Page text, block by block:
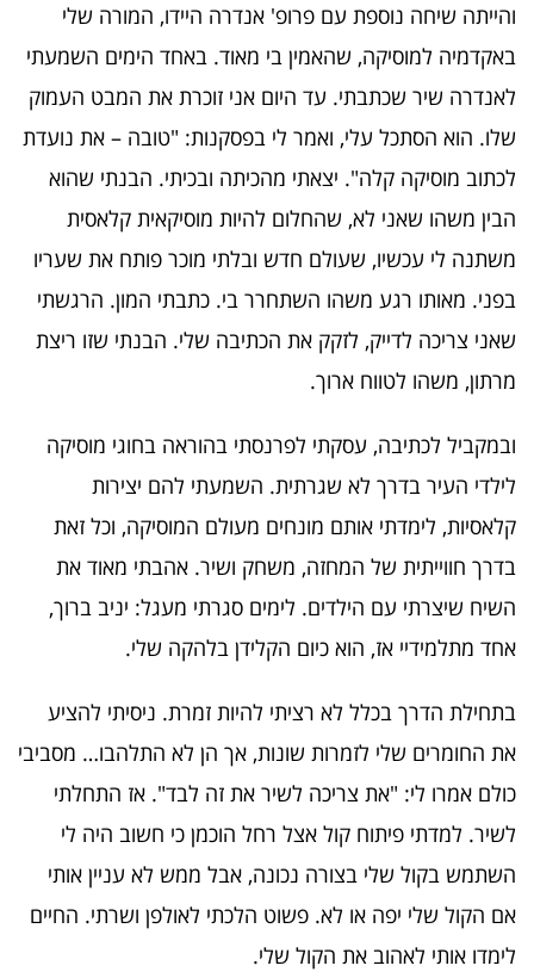
והייתה שיחה נוספת עם פרופ' אנדרה היידו, המורה שלי
באקדמיה למוסיקה, שהאמין בי מאוד. באחד הימים השמעתי
לאנדרה שיר שכתבתי. עד היום אני זוכרת את המבט העמוק
שלו. הוא הסתכל עלי, ואמר לי בפסקנות: "טובה – את נועדת
לכתוב מוסיקה קלה". יצאתי מהכיתה ובכיתי. הבנתי שהוא
הבין משהו שאני לא, שהחלום להיות מוסיקאית קלאסית
משתנה לי עכשיו, שעולם חדש ובלתי מוכר פותח את שעריו
בפני. מאותו רגע משהו השתחרר בי. כתבתי המון. הרגשתי
שאני צריכה לדייק, לזקק את הכתיבה שלי. הבנתי שזו ריצת
מרתון, משהו לטווח ארוך.
ובמקביל לכתיבה, עסקתי לפרנסתי בהוראה בחוגי מוסיקה
לילדי העיר בדרך לא שגרתית. השמעתי להם יצירות
קלאסיות, לימדתי אותם מונחים מעולם המוסיקה, וכל זאת
בדרך חווייתית של המחזה, משחק ושיר. אהבתי מאוד את
השיח שיצרתי עם הילדים. לימים סגרתי מעגל: יניב ברוך,
אחד מתלמידיי אז, הוא כיום הקלידן בלהקה שלי.
בתחילת הדרך בכלל לא רציתי להיות זמרת. ניסיתי להציע
את החומרים שלי לזמרות שונות, אך הן לא התלהבו… מסביבי
כולם אמרו לי: "את צריכה לשיר את זה לבד". אז התחלתי
לשיר. למדתי פיתוח קול אצל רחל הוכמן כי חשוב היה לי
השתמש בקול שלי בצורה נכונה, אבל ממש לא עניין אותי
אם הקול שלי יפה או לא. פשוט הלכתי לאולפן ושרתי. החיים
לימדו אותי לאהוב את הקול שלי.